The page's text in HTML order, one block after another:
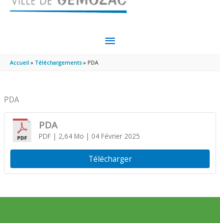
MENU
Accueil Téléchargements PDA
PDA
PDA
PDF| 2,64 Mo | 04 Février 2025
Télécharger